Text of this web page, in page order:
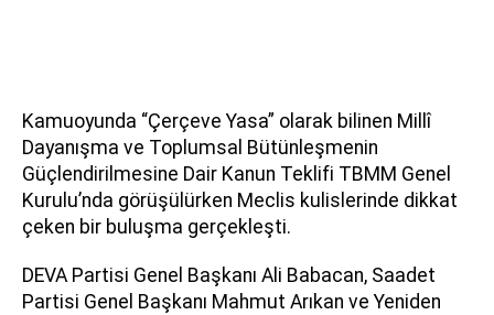
Kamuoyunda “Çerçeve Yasa” olarak bilinen Millî
Dayanışma ve Toplumsal Bütünleşmenin
Güçlendirilmesine Dair Kanun Teklifi TBMM Genel
Kurulu’nda görüşülürken Meclis kulislerinde dikkat
çeken bir buluşma gerçekleşti.
DEVA Partisi Genel Başkanı Ali Babacan, Saadet
Partisi Genel Başkanı Mahmut Arıkan ve Yeniden